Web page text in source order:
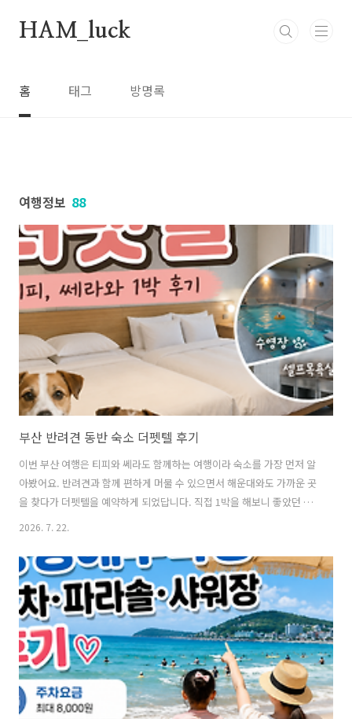
HAM_luck
홈 태그 방명록
여행정보 88
부산 반려견 동반 숙소 더펫텔 후기
이번 부산 여행은 티피와 쎄라도 함께하는 여행이라 숙소를 가장 먼저 알
아봤어요. 반려견과 함께 편하게 머물 수 있으면서 해운대와도 가까운 곳
을 찾다가 더펫텔을 예약하게 되었답니다. 직접 1박을 해보니 좋았던 점
도 있었고, 아쉬운 점도 있었는데 반려견과 부산 여행을 계획하고 계신
원분께서 발렛으로 안내를 해주세요.짐도 많고 티피랑 쎄라도 함께 내려
야 해서 발렛 서비스가 있어서 편했어요.체크인을 마치고 저희는 9층 객
실을 이용했답니다. 객실 문을 열고 들어가니 전체적으로 깔끔한 느낌이
었어요.객실이 엄청 넓은 편은 아니었지만 하루 묵기에는 불편하지 않았
고, 무엇보다 반려견과 함께 이용하기에 필요한 것들이 준비되어 있어서
좋았어요. 침대는 ..
2026. 7. 22.